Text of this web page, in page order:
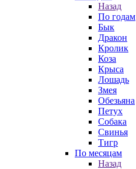
Назад
По годам
Бык
Дракон
Кролик
Коза
Крыса
Лошадь
Змея
Обезьяна
Петух
Собака
Свинья
Тигр
По месяцам
Назад